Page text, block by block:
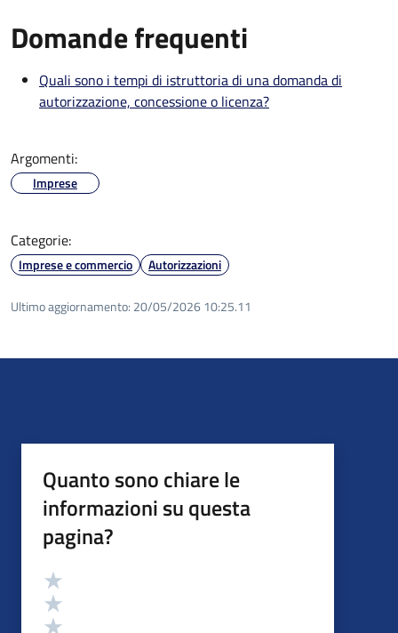
Domande frequenti
Quali sono i tempi di istruttoria di una domanda di
autorizzazione, concessione o licenza?
Argomenti:
Imprese
Categorie:
Imprese e commercio Autorizzazioni
Ultimo aggiornamento: 20/05/2026 10:25.11
Quanto sono chiare le
informazioni su questa
pagina?
Valutazione